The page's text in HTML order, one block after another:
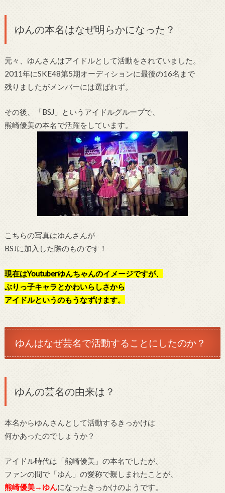
ゆんの本名はなぜ明らかになった？
元々、ゆんさんはアイドルとして活動をされていました。
2011年にSKE48第5期オーディションに最後の16名まで
残りましたがメンバーには選ばれず。
その後、「BSJ」というアイドルグループで、
熊崎優美の本名で活躍をしています。
こちらの写真はゆんさんが
BSJに加入した際のものです！
現在はYoutuberゆんちゃんのイメージですが、
ぶりっ子キャラとかわいらしさから
アイドルというのもうなずけます。
ゆんはなぜ芸名で活動することにしたのか？
ゆんの芸名の由来は？
本名からゆんさんとして活動するきっかけは
何かあったのでしょうか？
アイドル時代は「熊崎優美」の本名でしたが、
ファンの間で「ゆん」の愛称で親しまれたことが、
熊崎優美→ゆんになったきっかけのようです。